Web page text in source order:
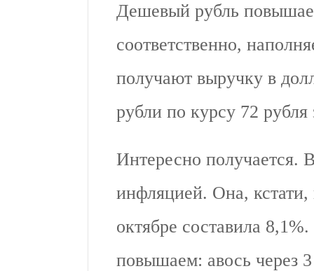
Дешевый рубль
соответственно,
получают выручку в
рубли по курсу 72
Интересно получается.
инфляцией. Она,
октябре составила
повышаем: авось через